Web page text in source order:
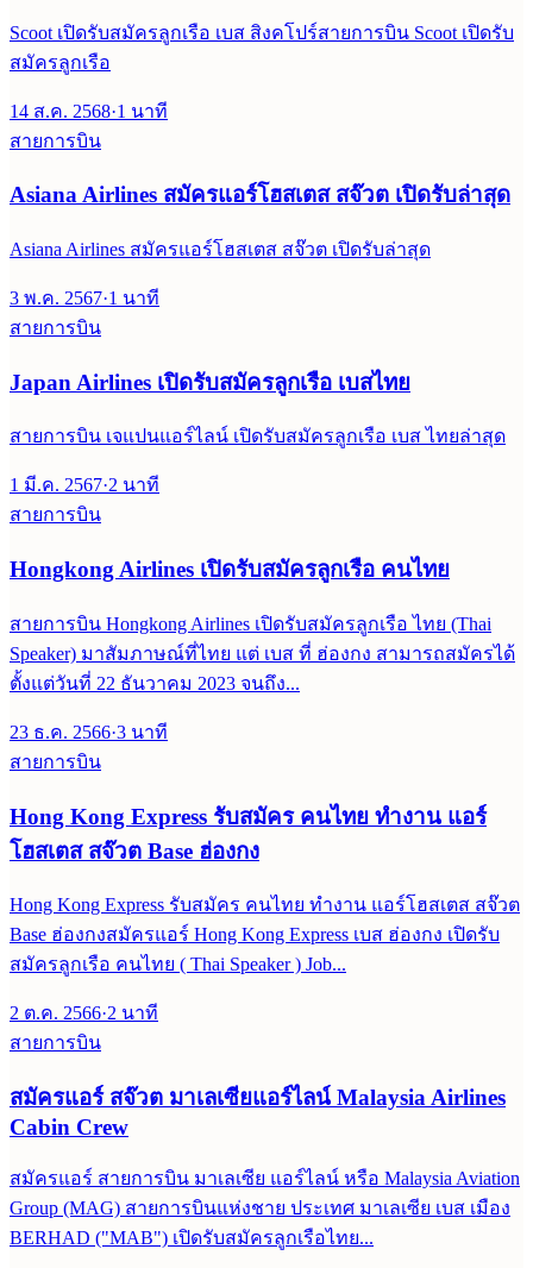
Scoot เปิดรับสมัครลูกเรือ เบส สิงคโปร์สายการบิน Scoot เปิดรับ
สมัครลูกเรือ
14 ส.ค. 2568·1 นาที
สายการบิน
Asiana Airlines สมัครแอร์โฮสเตส สจ๊วต เปิดรับล่าสุด
Asiana Airlines สมัครแอร์โฮสเตส สจ๊วต เปิดรับล่าสุด
3 พ.ค. 2567·1 นาที
สายการบิน
Japan Airlines เปิดรับสมัครลูกเรือ เบสไทย
สายการบิน เจแปนแอร์ไลน์ เปิดรับสมัครลูกเรือ เบส ไทยล่าสุด
1 มี.ค. 2567·2 นาที
สายการบิน
Hongkong Airlines เปิดรับสมัครลูกเรือ คนไทย
สายการบิน Hongkong Airlines เปิดรับสมัครลูกเรือ ไทย (Thai
Speaker) มาสัมภาษณ์ที่ไทย แต่ เบส ที่ ฮ่องกง สามารถสมัครได้
ตั้งแต่วันที่ 22 ธันวาคม 2023 จนถึง...
23 ธ.ค. 2566·3 นาที
สายการบิน
Hong Kong Express รับสมัคร คนไทย ทำงาน แอร์
โฮสเตส สจ๊วต Base ฮ่องกง
Hong Kong Express รับสมัคร คนไทย ทำงาน แอร์โฮสเตส สจ๊วต
Base ฮ่องกงสมัครแอร์ Hong Kong Express เบส ฮ่องกง เปิดรับ
สมัครลูกเรือ คนไทย ( Thai Speaker ) Job...
2 ต.ค. 2566·2 นาที
สายการบิน
สมัครแอร์ สจ๊วต มาเลเซียแอร์ไลน์ Malaysia Airlines
Cabin Crew
สมัครแอร์ สายการบิน มาเลเซีย แอร์ไลน์ หรือ Malaysia Aviation
Group (MAG) สายการบินแห่งชาย ประเทศ มาเลเซีย เบส เมือง
BERHAD ("MAB") เปิดรับสมัครลูกเรือไทย...